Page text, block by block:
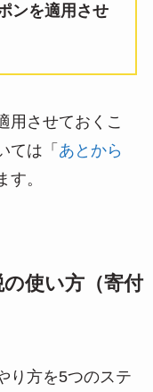
ンを適用させ
用させておくこ
ては「 あとから
。
使い方（寄付
り方を5つのステ